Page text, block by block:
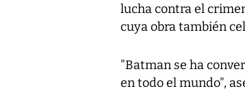
lucha contra el
cuya obra también
"Batman se ha
en todo el mundo",